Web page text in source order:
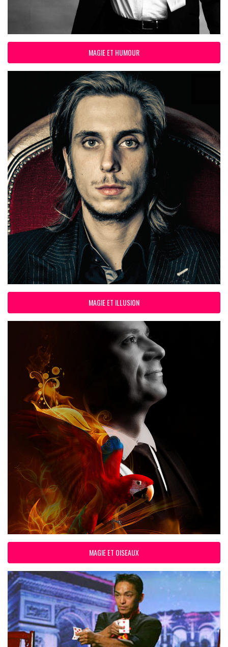
MAGIE ET HUMOUR
MAGIE ET ILLUSION
MAGIE ET OISEAUX